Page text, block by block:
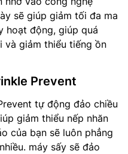
sẽ giúp giảm tối đa ma
hoạt động, giúp quá
và giảm thiểu tiếng ồn
Prevent
tự động đảo chiều
giảm thiểu nếp nhăn
của bạn sẽ luôn phẳng
máy sấy sẽ đảo